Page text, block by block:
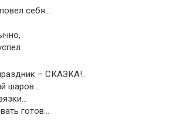
себя…
– СКАЗКА!..
шаров…
готов…